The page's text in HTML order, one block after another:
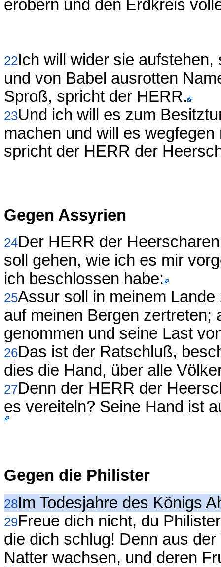
erobern und den Erdkreis
22Ich will wider sie
und von Babel ausrotten
Sproß, spricht der HERR.
23Und ich will es zum
machen und will es
spricht der HERR der
Gegen Assyrien
24Der HERR der
soll gehen, wie ich es mir
ich beschlossen habe:
25Assur soll in meinem
auf meinen Bergen zertreten;
genommen und seine Last
26Das ist der Ratschluß,
dies die Hand, über alle
27Denn der HERR der
es vereiteln? Seine Hand ist
Gegen die Philister
28Im Todesjahre des Königs
29Freue dich nicht, du
die dich schlug! Denn aus
Natter wachsen, und deren